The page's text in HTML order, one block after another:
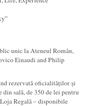
unic la Ateneul Român,
Einaudi and Philip
rezervată oficialităților și
sală, de 350 de lei pentru
Regală – disponibile